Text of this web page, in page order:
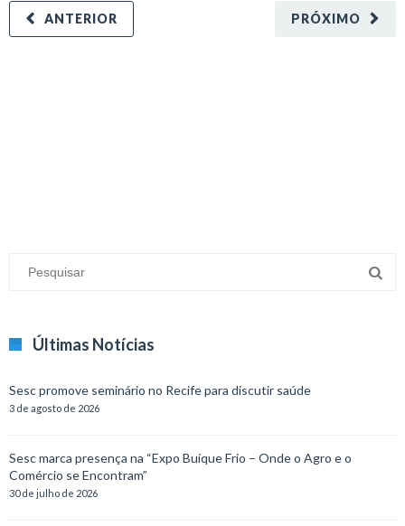
PRÓXIMO
ANTERIOR
Últimas Notícias
Sesc promove seminário no Recife para discutir saúde
3 de agosto de 2026
Sesc marca presença na “Expo Buíque Frio – Onde o Agro e o
Comércio se Encontram”
30 de julho de 2026